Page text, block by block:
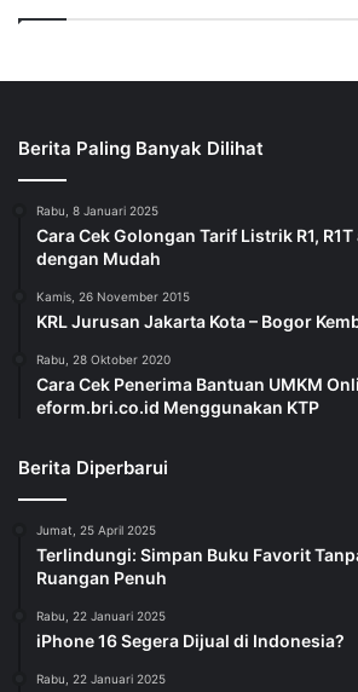
Berita Paling Banyak Dilihat
Rabu, 8 Januari 2025
Cara Cek Golongan Tarif Listrik R1, R1T
dengan Mudah
Kamis, 26 November 2015
KRL Jurusan Jakarta Kota – Bogor
Rabu, 28 Oktober 2020
Cara Cek Penerima Bantuan UMKM
eform.bri.co.id Menggunakan KTP
Berita Diperbarui
Jumat, 25 April 2025
Terlindungi: Simpan Buku Favorit
Ruangan Penuh
Rabu, 22 Januari 2025
iPhone 16 Segera Dijual di Indonesia?
Rabu, 22 Januari 2025